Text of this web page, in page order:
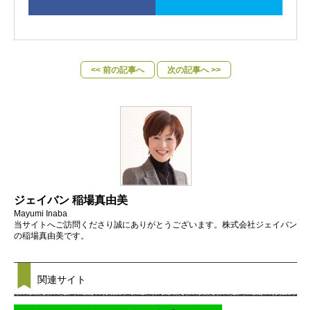
<< 前の記事へ 次の記事へ >>
ジェイバン 稲場真由美
Mayumi Inaba
当サイトへご訪問くださり誠にありがとうございます。株式会社ジェイバン
の稲場真由美です。
関連サイト